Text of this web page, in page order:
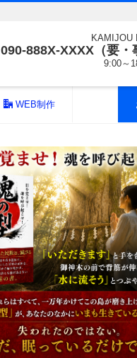
KAMIJOU
090-888X-XXXX（要・
9:00～
WEB制作